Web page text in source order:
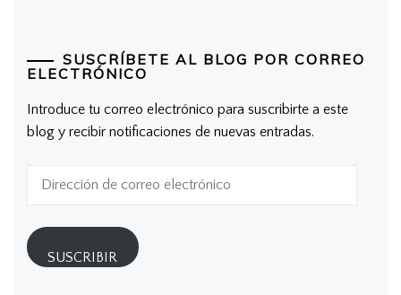
SUSCRÍBETE AL BLOG POR CORREO
ELECTRÓNICO
Introduce tu correo electrónico para suscribirte a este
blog y recibir notificaciones de nuevas entradas.
electrónico
SUSCRIBIR